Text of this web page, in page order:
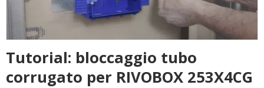
Tutorial: bloccaggio tubo
corrugato per RIVOBOX 253X4CG